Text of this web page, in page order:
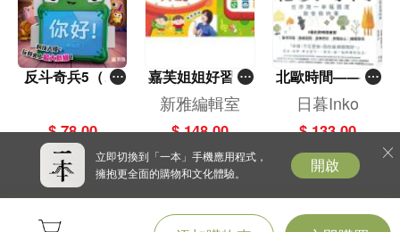
反斗奇兵5（圖
$ 78.00
嘉芙姐姐好習慣
兒歌小手機
新雅編輯室
$ 148.00
北歐時間——世
界第一幸福國度
教會我的事
日暮Inko
$ 133.00
立即切換到「一本」手機應用程式，
擁抱更全面的購物和文化體驗。
開啟